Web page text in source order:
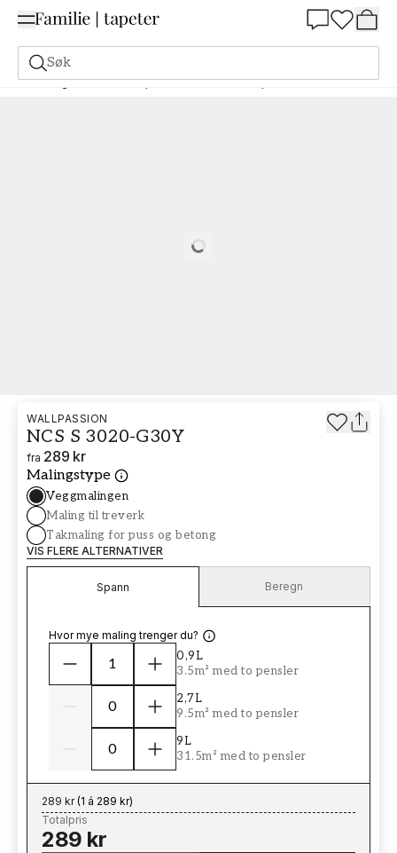
Søk
Maling Bestill basert på NCS Bestill basert på NCS 3020-G30Y
Loading…
WALLPASSION
NCS S 3020-G30Y
fra 289 kr
Malingstype
Veggmalingen
Maling til treverk
Takmaling for puss og betong
VIS FLERE ALTERNATIVER
Spann Beregn
Hvor mye maling trenger du?
0,9L
3.5m² med to pensler
2,7L
9.5m² med to pensler
9L
31.5m² med to pensler
289 kr(1 á 289 kr)
Totalpris
289 kr